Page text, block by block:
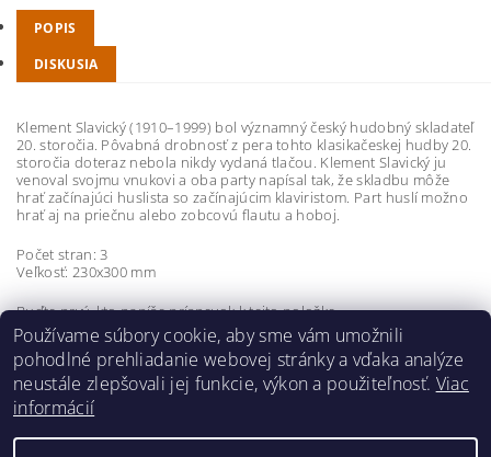
POPIS
DISKUSIA
Klement Slavický (1910–1999) bol významný český hudobný skladateľ
20. storočia. Pôvabná drobnosť z pera tohto klasikačeskej hudby 20.
storočia doteraz nebola nikdy vydaná tlačou. Klement Slavický ju
venoval svojmu vnukovi a oba party napísal tak, že skladbu môže
hrať začínajúci huslista so začínajúcim klaviristom. Part huslí možno
hrať aj na priečnu alebo zobcovú flautu a hoboj.
Počet stran: 3
Veľkosť: 230x300 mm
Buďte prvý, kto napíše príspevok k tejto položke.
Pridať komentár
Používame súbory cookie, aby sme vám umožnili
pohodlné prehliadanie webovej stránky a vďaka analýze
neustále zlepšovali jej funkcie, výkon a použiteľnosť. Viac
informácií